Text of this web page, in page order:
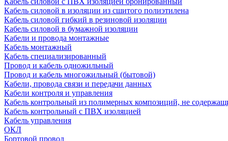
Кабель силовой в изоляции из сшитого полиэтилена
Кабель силовой гибкий в резиновой изоляции
Кабель силовой в бумажной изоляции
Кабели и провода монтажные
Кабель монтажный
Кабель специализированный
Провод и кабель одножильный
Провод и кабель многожильный (бытовой)
Кабели, провода связи и передачи данных
Кабели контроля и управления
Кабель контрольный из полимерных композиций, не
Кабель контрольный с ПВХ изоляцией
Кабель управления
ОКЛ
Бортовой провод